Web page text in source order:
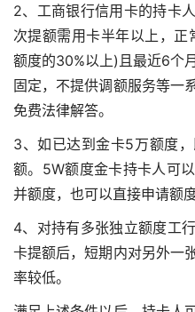
2、工商银行信用卡的持卡
次提额需用卡半年以上，
额度的30%以上)且最近6个
固定，不提供调额服务等一
免费法律解答。
3、如已达到金卡5万额度
额。5W额度金卡持卡人可
并额度，也可以直接申请额
4、对持有多张独立额度工
卡提额后，短期内对另外一
率较低。